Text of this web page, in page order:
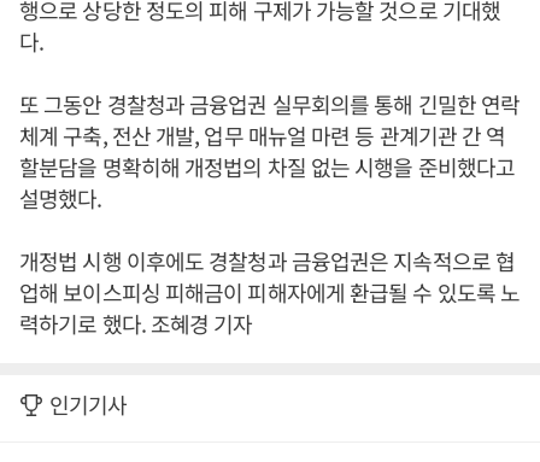
행으로 상당한 정도의 피해 구제가 가능할 것으로 기대했
다.
또 그동안 경찰청과 금융업권 실무회의를 통해 긴밀한 연락
체계 구축, 전산 개발, 업무 매뉴얼 마련 등 관계기관 간 역
할분담을 명확히해 개정법의 차질 없는 시행을 준비했다고
설명했다.
개정법 시행 이후에도 경찰청과 금융업권은 지속적으로 협
업해 보이스피싱 피해금이 피해자에게 환급될 수 있도록 노
력하기로 했다. 조혜경 기자
인기기사